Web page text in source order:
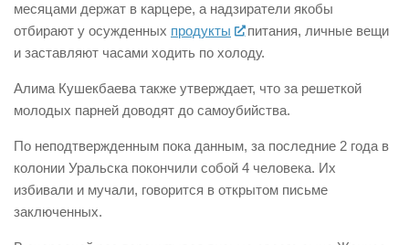
месяцами держат в карцере, а надзиратели якобы
отбирают у осужденных продукты
питания, личные вещи
и заставляют часами ходить по холоду.
Алима Кушекбаева также утверждает, что за решеткой
молодых парней доводят до самоубийства.
По неподтвержденным пока данным, за последние 2 года в
колонии Уральска покончили собой 4 человека. Их
избивали и мучали, говорится в открытом письме
заключенных.